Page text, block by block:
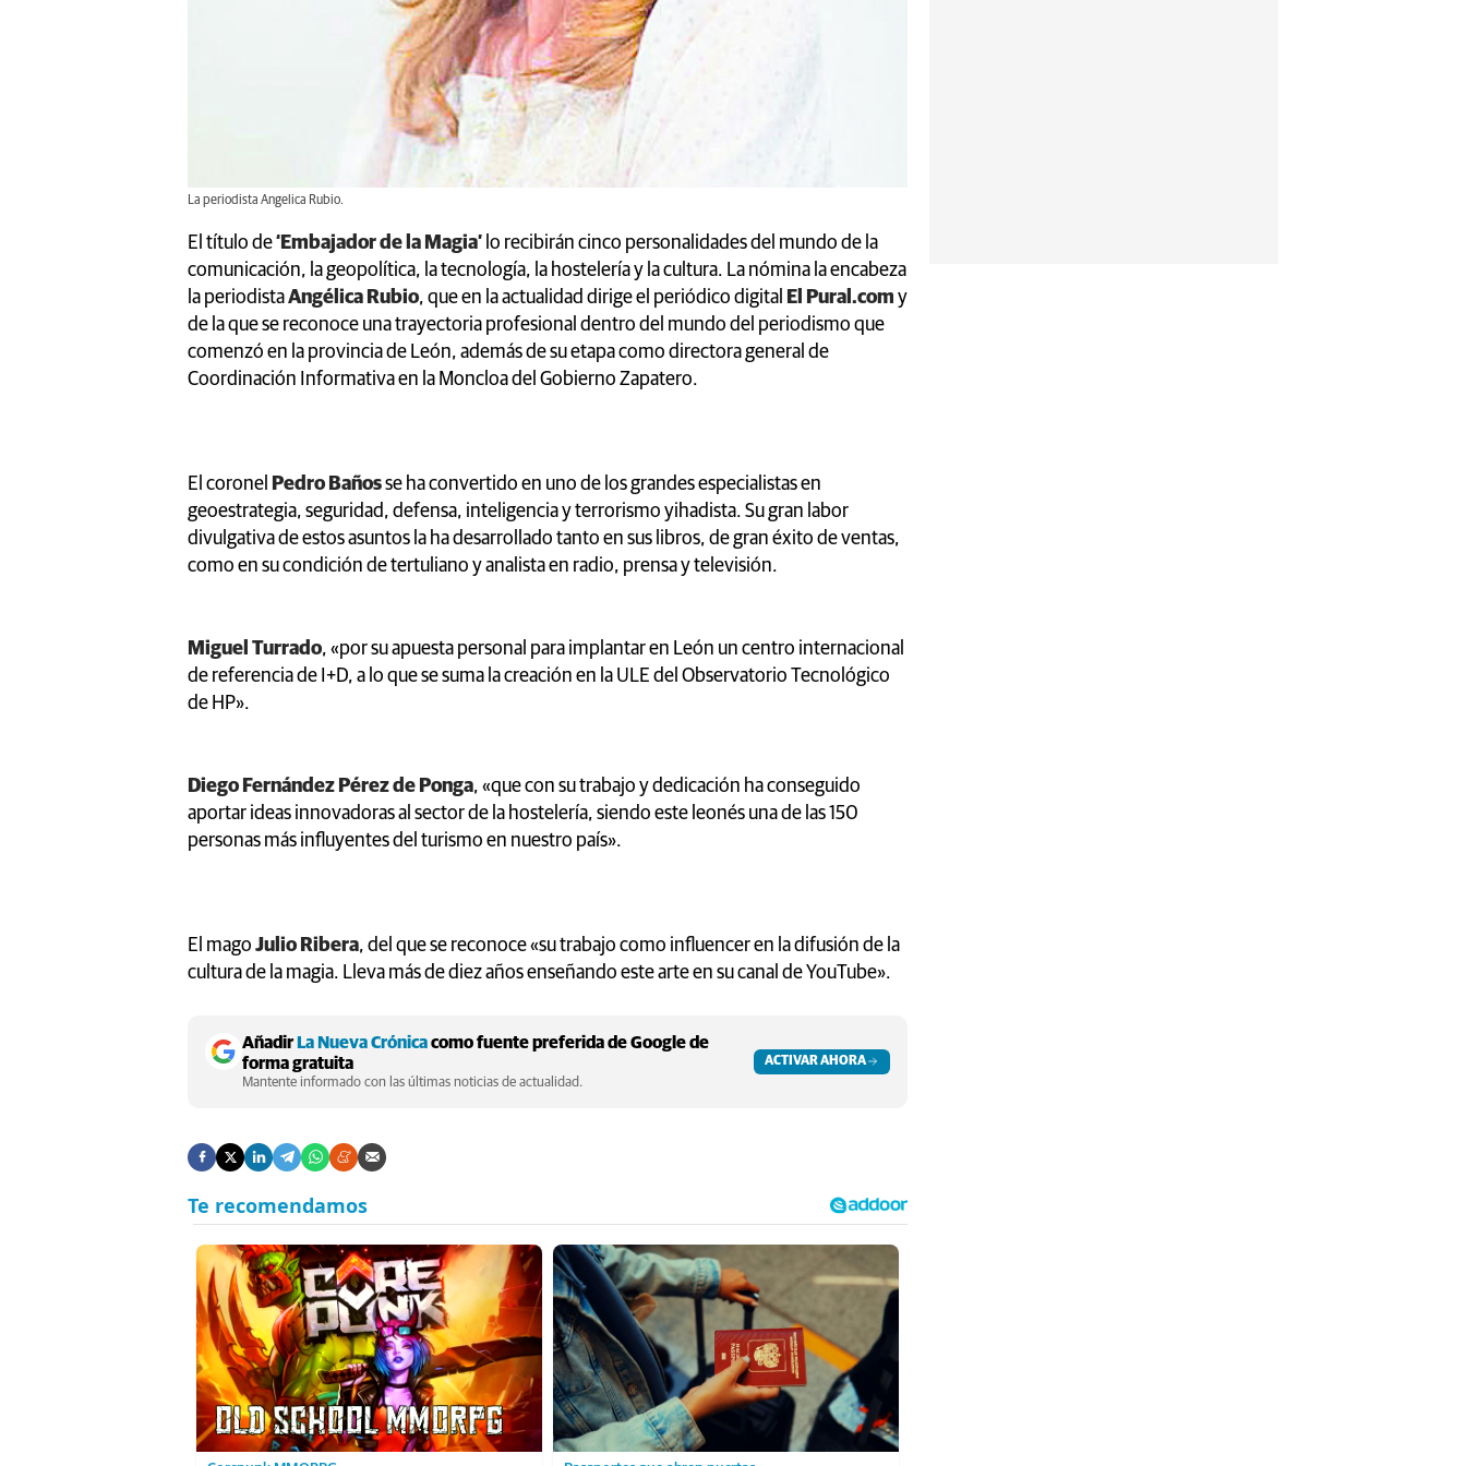
La periodista Angelica Rubio.
El título de‘Embajador de la Magia’ lo recibirán cinco personalidades del mundo de la
comunicación, la geopolítica, la tecnología, la hostelería y la cultura. La nómina la encabeza
la periodistaAngélica Rubio, que en la actualidad dirige el periódico digital El Pural.com y
de la que se reconoce una trayectoria profesional dentro del mundo del periodismo que
comenzó en la provincia de León, además de su etapa como directora general de
Coordinación Informativa en la Moncloa del Gobierno Zapatero.
El coronel Pedro Bañosse ha convertido en uno de los grandes especialistas en
geoestrategia, seguridad, defensa, inteligencia y terrorismo yihadista. Su gran labor
divulgativa de estos asuntos la ha desarrollado tanto en sus libros, de gran éxito de ventas,
como en su condición de tertuliano y analista en radio, prensa y televisión.
Miguel Turrado, «por su apuesta personal para implantar en León un centro internacional
de referencia de I+D, a lo que se suma la creación en la ULE del Observatorio Tecnológico
de HP».
Diego Fernández Pérez de Ponga, «que con su trabajo y dedicación ha conseguido
aportar ideas innovadoras al sector de la hostelería, siendo este leonés una de las 150
personas más influyentes del turismo en nuestro país».
El mago Julio Ribera, del que se reconoce «su trabajo como influencer en la difusión de la
cultura de la magia. Lleva más de diez años enseñando este arte en su canal de YouTube».
AñadirLa Nueva Crónicacomo fuente preferida de Google de
forma gratuita
Mantente informado con las últimas noticias de actualidad.
ACTIVAR AHORA